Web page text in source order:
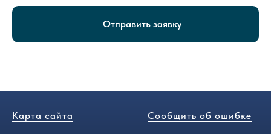
Отправить заявку
Карта сайта Сообщить об ошибке